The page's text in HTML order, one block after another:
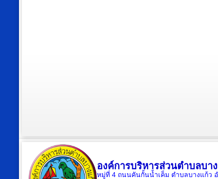
องค์การบริหารส่วนตำบลบา
หมู่ที่ 4 ถนนคันกั้นน้ำเค็ม ตำบลบางแก้ว